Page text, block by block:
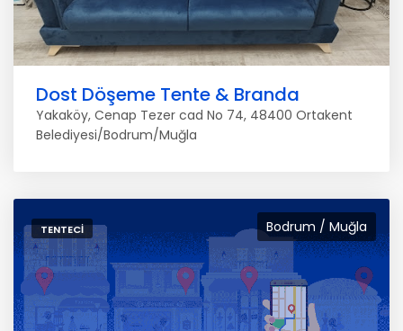
Dost Döşeme Tente & Branda
Yakaköy, Cenap Tezer cad No 74, 48400 Ortakent
Belediyesi/Bodrum/Muğla
Bodrum / Muğla
TENTECI